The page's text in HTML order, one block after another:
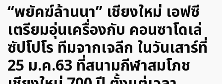
“พยัคฆ์ล้านนา” เชียงใหม่ เอฟซี
เตรียมอุ่นเครื่องกับ คอนซาโดเล่
ซัปโปโร ทีมจากเจลีก ในวันเสาร์ที่
25 ม.ค.63 ที่สนามกีฬาสมโภช